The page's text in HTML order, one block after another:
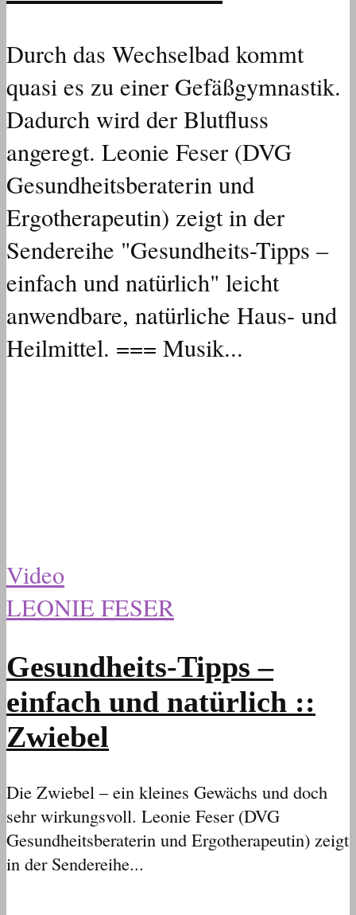
Durch das Wechselbad kommt
quasi es zu einer Gefäßgymnastik.
Dadurch wird der Blutfluss
angeregt. Leonie Feser (DVG
Gesundheitsberaterin und
Ergotherapeutin) zeigt in der
Sendereihe "Gesundheits-Tipps –
einfach und natürlich" leicht
anwendbare, natürliche Haus- und
Heilmittel. === Musik...
Video
LEONIE FESER
Gesundheits-Tipps –
einfach und natürlich ::
Zwiebel
Die Zwiebel – ein kleines Gewächs und doch
sehr wirkungsvoll. Leonie Feser (DVG
Gesundheitsberaterin und Ergotherapeutin) zeigt
in der Sendereihe...